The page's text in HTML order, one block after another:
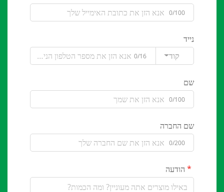
0/100
נייד
קוד
0/16
שם
0/100
שם החברה
0/200
הודעה